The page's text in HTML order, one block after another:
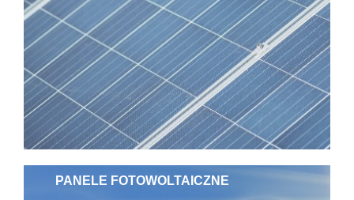
PANELE FOTOWOLTAICZNE